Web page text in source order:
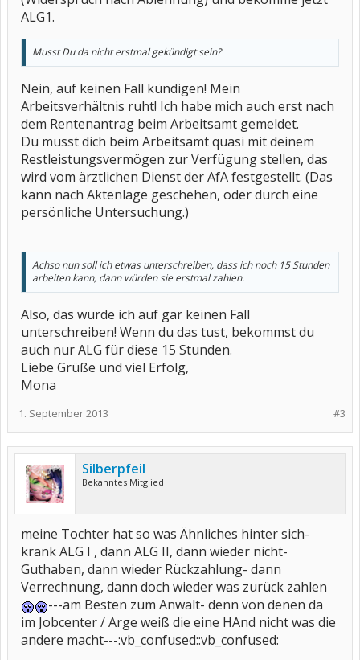
ALG1.
Musst Du da nicht erstmal gekündigt sein?
Nein, auf keinen Fall kündigen! Mein
Arbeitsverhältnis ruht! Ich habe mich auch erst nach
dem Rentenantrag beim Arbeitsamt gemeldet.
Du musst dich beim Arbeitsamt quasi mit deinem
Restleistungsvermögen zur Verfügung stellen, das
wird vom ärztlichen Dienst der AfA festgestellt. (Das
kann nach Aktenlage geschehen, oder durch eine
persönliche Untersuchung.)
Achso nun soll ich etwas unterschreiben, dass ich noch 15 Stunden
arbeiten kann, dann würden sie erstmal zahlen.
Also, das würde ich auf gar keinen Fall
unterschreiben! Wenn du das tust, bekommst du
auch nur ALG für diese 15 Stunden.
Liebe Grüße und viel Erfolg,
Mona
#3
1. September 2013
Silberpfeil
Bekanntes Mitglied
meine Tochter hat so was Ähnliches hinter sich-
krank ALG I , dann ALG II, dann wieder nicht-
Guthaben, dann wieder Rückzahlung- dann
Verrechnung, dann doch wieder was zurück zahlen
---am Besten zum Anwalt- denn von denen da
im Jobcenter / Arge weiß die eine HAnd nicht was die
andere macht---:vb_confused::vb_confused: